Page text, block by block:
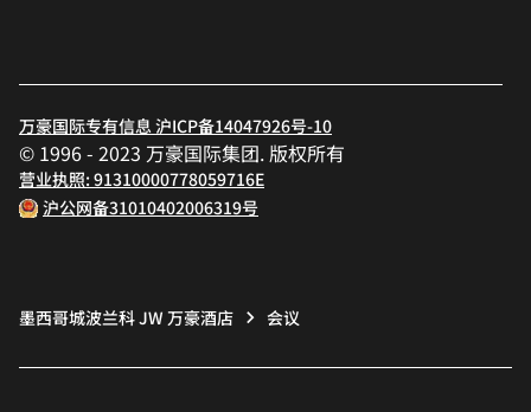
万豪国际专有信息 沪ICP备14047926号-10
© 1996 - 2023 万豪国际集团. 版权所有
营业执照: 91310000778059716E
沪公网备31010402006319号
墨西哥城波兰科 JW 万豪酒店 会议